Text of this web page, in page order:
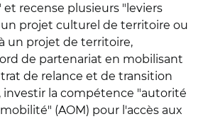
et recense plusieurs "leviers
projet culturel de territoire ou
un projet de territoire,
de partenariat en mobilisant
de relance et de transition
investir la compétence "autorité
(AOM) pour l'accès aux